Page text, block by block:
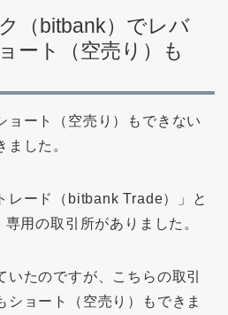
（bitbank）でレバ
ート（空売り）も
ョート（空売り）もできない
した。
レード（bitbank Trade）」と
用の取引所がありました。
いたのですが、こちらの取引
ショート（空売り）もできま